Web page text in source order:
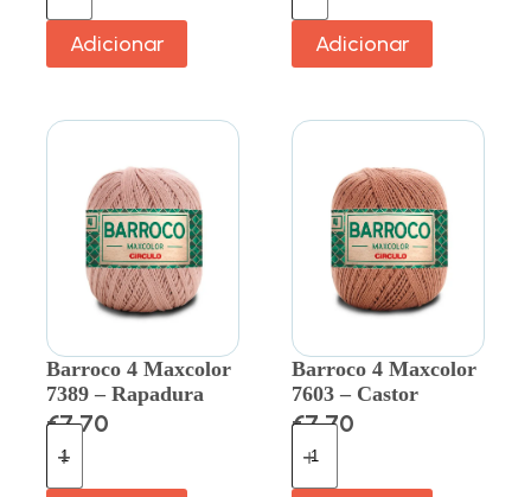
Adicionar Adicionar
Barroco 4 Maxcolor
7389 – Rapadura
€7.70
Barroco 4 Maxcolor
7603 – Castor
€7.70